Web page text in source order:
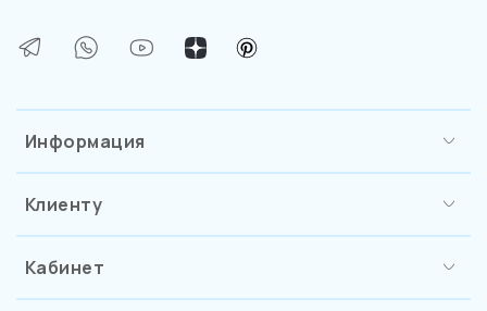
Информация
Клиенту
Кабинет